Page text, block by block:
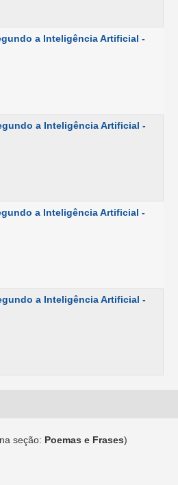
a Inteligência Artificial -
a Inteligência Artificial -
a Inteligência Artificial -
a Inteligência Artificial -
na seção: Poemas e Frases)